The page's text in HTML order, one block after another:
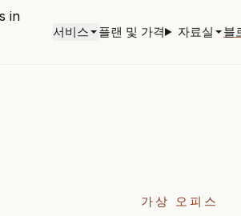
서비스 플랜 및 가격 자료실 블
가상 오피스